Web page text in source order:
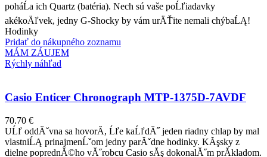
poháĹa ich Quartz (batéria). Nech sú vaše poĹľiadavky
akékoÄľvek, jedny G-Shocky by vám urÄŤite nemali chýbaĹĄ!
Hodinky
Pridať do nákupného zoznamu
MÁM ZÁUJEM
Rýchly náhľad
Casio Enticer Chronograph MTP-1375D-7AVDF
70.70 €
UĹľ oddĂˇvna sa hovorĂ­, Ĺľe kaĹľdĂ˝ jeden riadny chlap by mal
vlastniĹĄ prinajmenĹˇom jedny parĂˇdne hodinky. KĂşsky z
dielne poprednĂ©ho vĂ˝robcu Casio sĂş dokonalĂ˝m prĂ­kladom.